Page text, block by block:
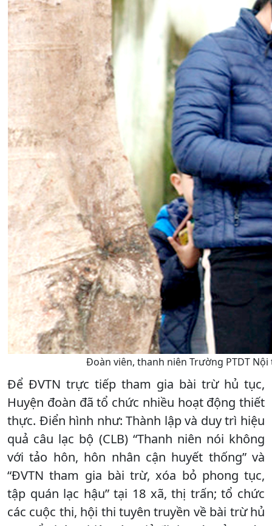
Đoàn viên, thanh niên Trường PTDT
Để ĐVTN trực tiếp tham gia bài trừ hủ tục,
Huyện đoàn đã tổ chức nhiều hoạt động thiết
thực. Điển hình như: Thành lập và duy trì hiệu
quả câu lạc bộ (CLB) “Thanh niên nói không
với tảo hôn, hôn nhân cận huyết thống” và
“ĐVTN tham gia bài trừ, xóa bỏ phong tục,
tập quán lạc hậu” tại 18 xã, thị trấn; tổ chức
các cuộc thi, hội thi tuyên truyền về bài trừ hủ